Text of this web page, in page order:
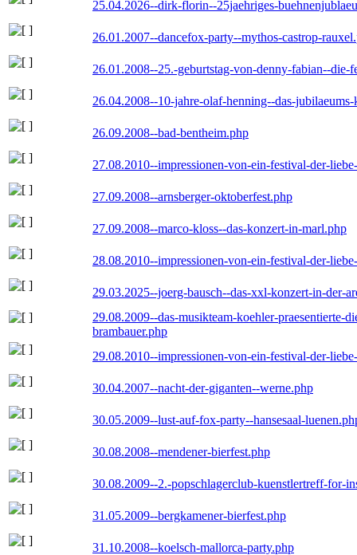
25.04.2026--dirk-florin--25jaehriges-
26.01.2007--dancefox-party--mythos-castrop-
26.01.2008--25.-geburtstag-von-denny-fabian--die-
26.04.2008--10-jahre-olaf-henning--das-
26.09.2008--bad-bentheim.php
27.08.2010--impressionen-von-ein-festival-der-
27.09.2008--arnsberger-oktoberfest.php
27.09.2008--marco-kloss--das-konzert-in-marl.php
28.08.2010--impressionen-von-ein-festival-der-
29.03.2025--joerg-bausch--das-xxl-konzert-in-der-
29.08.2009--das-musikteam-koehler-praesentierte-
brambauer.php
29.08.2010--impressionen-von-ein-festival-der-
30.04.2007--nacht-der-giganten--werne.php
30.05.2009--lust-auf-fox-party--hansesaal-
30.08.2008--mendener-bierfest.php
30.08.2009--2.-popschlagerclub-kuenstlertreff-for-
31.05.2009--bergkamener-bierfest.php
31.10.2008--koelsch-mallorca-party.php